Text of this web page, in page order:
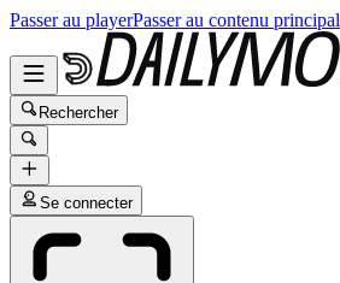
Passer au playerPasser au contenu principal
Rechercher
Se connecter